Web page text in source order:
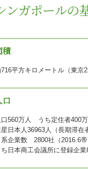
ンガポールの
積
平方キロメートル（東京
口
560万人 うち定住者400
日本人36963人（長期滞在
企業数 2800社（2016.6帝
日本商工会議所に登録企業